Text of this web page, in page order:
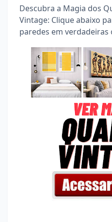
Descubra a Magia dos
Vintage: Clique abaixo
paredes em verdadeiras